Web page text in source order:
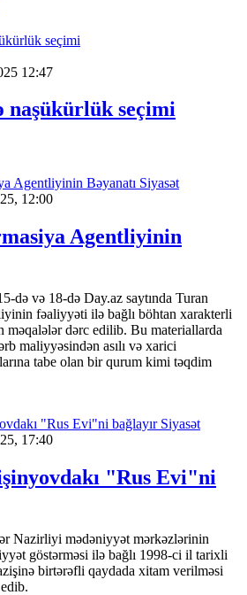
12:47
naşükürlük seçimi
Siyasət
12:00
Agentliyinin
də və 18-də Day.az saytında Turan
fəaliyyəti ilə bağlı böhtan xarakterli
məqalələr dərc edilib. Bu materiallarda
maliyyəsindən asılı və xarici
tabe olan bir qurum kimi təqdim
Siyasət
17:40
"Rus Evi"ni
Nazirliyi mədəniyyət mərkəzlərinin
göstərməsi ilə bağlı 1998-ci il tarixli
birtərəfli qaydada xitam verilməsi